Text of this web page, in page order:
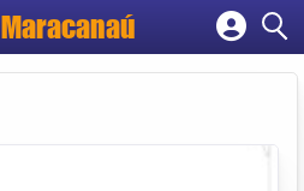
Maracanaú
Cadastrar empresa